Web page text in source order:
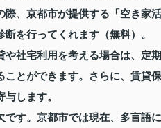
際、京都市が提供する「空き家活
を行ってくれます（無料）。
や社宅利用を考える場合は、定期
ことができます。さらに、賃貸保
します。
です。京都市では現在、多言語に